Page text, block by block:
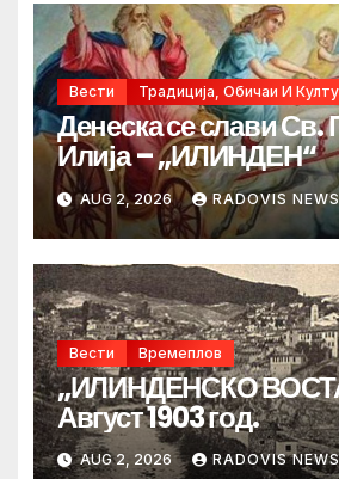
Вести Традиција, Обичаи И
Денеска се слави Св.
Илија – „ИЛИНДЕН“
AUG 2, 2026 RADOVIS NEWS
Вести Времеплов
„ИЛИНДЕНСКО
Август 1903 год.
AUG 2, 2026 RADOVIS NEWS